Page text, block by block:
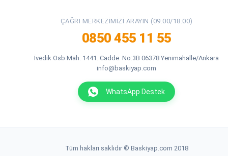
ÇAĞRI MERKEZIMIZI ARAYIN (09:00/18:00)
0850 455 11 55
İvedik Osb Mah. 1441. Cadde. No:3B 06378 Yenimahalle/Ankara
info@baskiyap.com
WhatsApp Destek
Tüm hakları saklıdır © Baskiyap.com 2018